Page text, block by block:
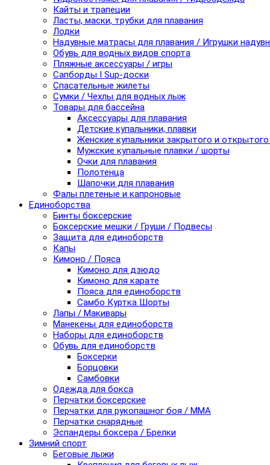
Кайты и трапеции
Ласты, маски, трубки для плавания
Лодки
Надувные матрасы для плавания / Игрушки
Обувь для водных видов спорта
Пляжные аксессуары / игры
Сапборды I Sup-доски
Спасательные жилеты
Сумки / Чехлы для водных лыж
Товары для бассейна
Аксессуары для плавания
Детские купальники, плавки
Женские купальники закрытого и
Мужские купальные плавки / шорты
Очки для плавания
Полотенца
Шапочки для плавания
Фалы плетеные и капроновые
Единоборства
Бинты боксерские
Боксерские мешки / Груши / Подвесы
Защита для единоборств
Капы
Кимоно / Пояса
Кимоно для дзюдо
Кимоно для карате
Пояса для единоборств
Самбо Куртка Шорты
Лапы / Макивары
Манекены для единоборств
Наборы для единоборств
Обувь для единоборств
Боксерки
Борцовки
Самбовки
Одежда для бокса
Перчатки боксерские
Перчатки для рукопашног боя / ММА
Перчатки снарядные
Эспандеры боксера / Брелки
Зимний спорт
Беговые лыжи